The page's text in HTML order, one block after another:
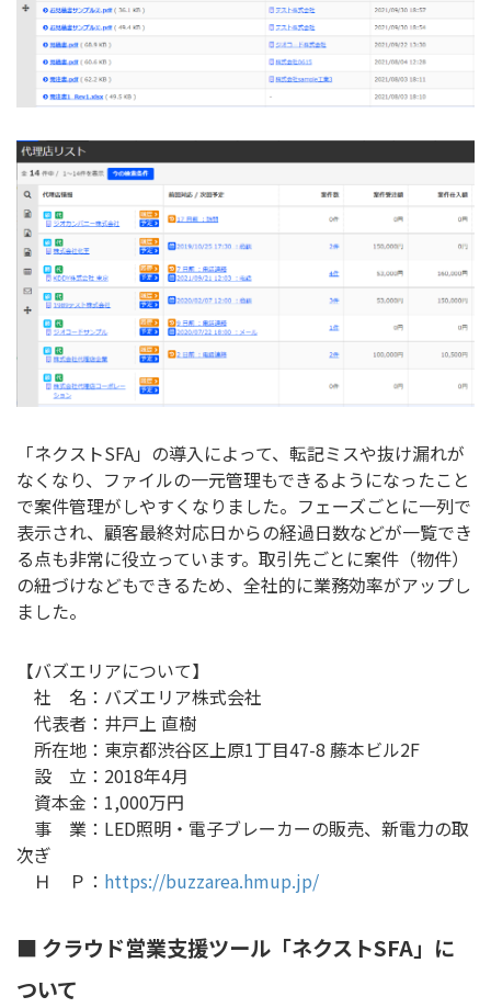
「ネクストSFA」の導入によって、転記ミスや抜け漏れが
なくなり、ファイルの一元管理もできるようになったこと
で案件管理がしやすくなりました。フェーズごとに一列で
表示され、顧客最終対応日からの経過日数などが一覧でき
る点も非常に役立っています。取引先ごとに案件（物件）
の紐づけなどもできるため、全社的に業務効率がアップし
ました。
【バズエリアについて】
社 名：バズエリア株式会社
代表者：井戸上 直樹
所在地：東京都渋谷区上原1丁目47-8 藤本ビル2F
設 立：2018年4月
資本金：1,000万円
事 業：LED照明・電子ブレーカーの販売、新電力の取
次ぎ
Ｈ Ｐ： https://buzzarea.hmup.jp/
■ クラウド営業支援ツール「ネクストSFA」に
ついて